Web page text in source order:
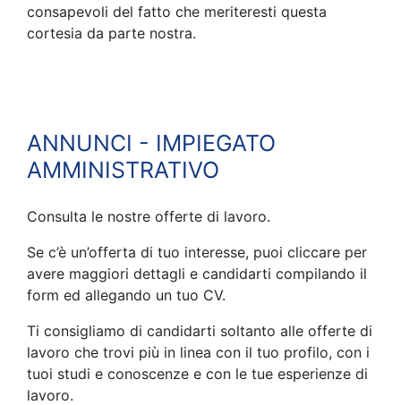
consapevoli del fatto che meriteresti questa
cortesia da parte nostra.
ANNUNCI - IMPIEGATO
AMMINISTRATIVO
Consulta le nostre offerte di lavoro.
Se c’è un’offerta di tuo interesse, puoi cliccare per
avere maggiori dettagli e candidarti compilando il
form ed allegando un tuo CV.
Ti consigliamo di candidarti soltanto alle offerte di
lavoro che trovi più in linea con il tuo profilo, con i
tuoi studi e conoscenze e con le tue esperienze di
lavoro.